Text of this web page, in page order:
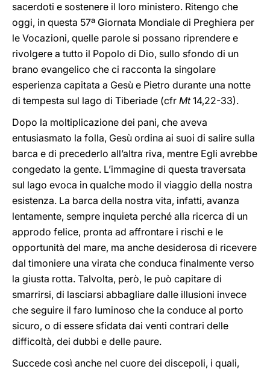
sacerdoti e sostenere il loro ministero. Ritengo che
oggi, in questa 57ª Giornata Mondiale di Preghiera per
le Vocazioni, quelle parole si possano riprendere e
rivolgere a tutto il Popolo di Dio, sullo sfondo di un
brano evangelico che ci racconta la singolare
esperienza capitata a Gesù e Pietro durante una notte
di tempesta sul lago di Tiberiade (cfr Mt14,22-33).
Dopo la moltiplicazione dei pani, che aveva
entusiasmato la folla, Gesù ordina ai suoi di salire sulla
barca e di precederlo all’altra riva, mentre Egli avrebbe
congedato la gente. L’immagine di questa traversata
sul lago evoca in qualche modo il viaggio della nostra
esistenza. La barca della nostra vita, infatti, avanza
lentamente, sempre inquieta perché alla ricerca di un
approdo felice, pronta ad affrontare i rischi e le
opportunità del mare, ma anche desiderosa di ricevere
dal timoniere una virata che conduca finalmente verso
la giusta rotta. Talvolta, però, le può capitare di
smarrirsi, di lasciarsi abbagliare dalle illusioni invece
che seguire il faro luminoso che la conduce al porto
sicuro, o di essere sfidata dai venti contrari delle
difficoltà, dei dubbi e delle paure.
Succede così anche nel cuore dei discepoli, i quali,